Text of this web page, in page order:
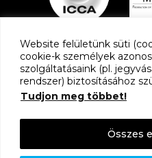
Website felületünk süti
cookie-k személyek
szolgáltatásaink (pl.
rendszer) biztosításához
Tudjon meg többet!
Összes